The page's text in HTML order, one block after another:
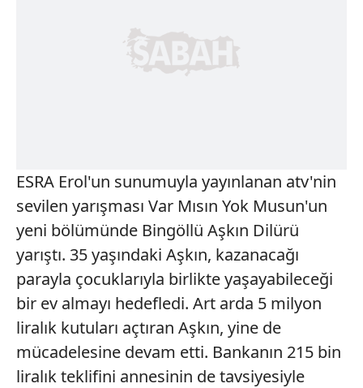
ESRA Erol'un sunumuyla yayınlanan atv'nin
sevilen yarışması Var Mısın Yok Musun'un
yeni bölümünde Bingöllü Aşkın Dilürü
yarıştı. 35 yaşındaki Aşkın, kazanacağı
parayla çocuklarıyla birlikte yaşayabileceği
bir ev almayı hedefledi. Art arda 5 milyon
liralık kutuları açtıran Aşkın, yine de
mücadelesine devam etti. Bankanın 215 bin
liralık teklifini annesinin de tavsiyesiyle